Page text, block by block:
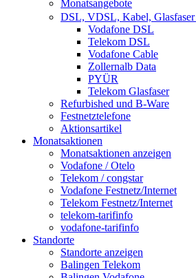
Monatsangebote
DSL, VDSL, Kabel, Glasfaser
Vodafone DSL
Telekom DSL
Vodafone Cable
Zollernalb Data
PYÜR
Telekom Glasfaser
Refurbished und B-Ware
Festnetztelefone
Aktionsartikel
Monatsaktionen
Monatsaktionen anzeigen
Vodafone / Otelo
Telekom / congstar
Vodafone Festnetz/Internet
Telekom Festnetz/Internet
telekom-tarifinfo
vodafone-tarifinfo
Standorte
Standorte anzeigen
Balingen Telekom